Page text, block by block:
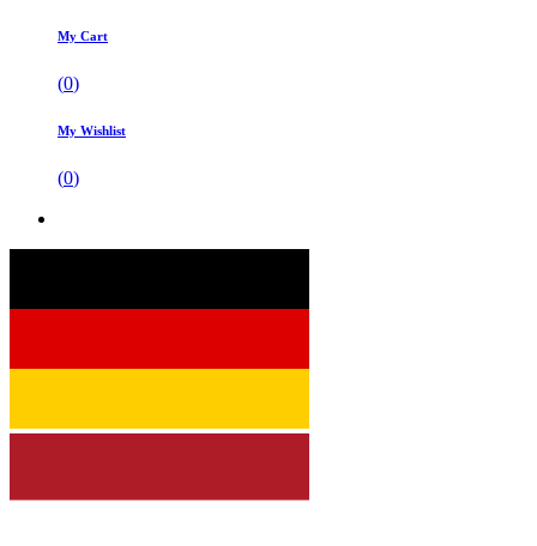
My Cart
(0)
My Wishlist
(0)